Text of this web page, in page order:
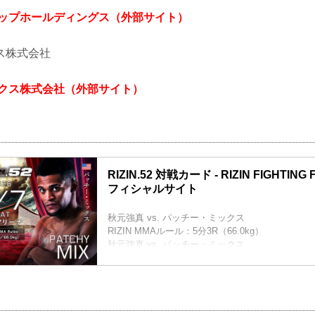
ホールディングス（外部サイト）
株式会社
株式会社（外部サイト）
RIZIN.52 対戦カード - RIZIN FIGHTING
フィシャルサイト
秋元強真 vs. パッチー・ミックス
RIZIN MMAルール：5分3R（66.0kg）
秋元強真 vs. パッチー・ミックス
RIZIN MMAルール：5分3R（71.0kg）